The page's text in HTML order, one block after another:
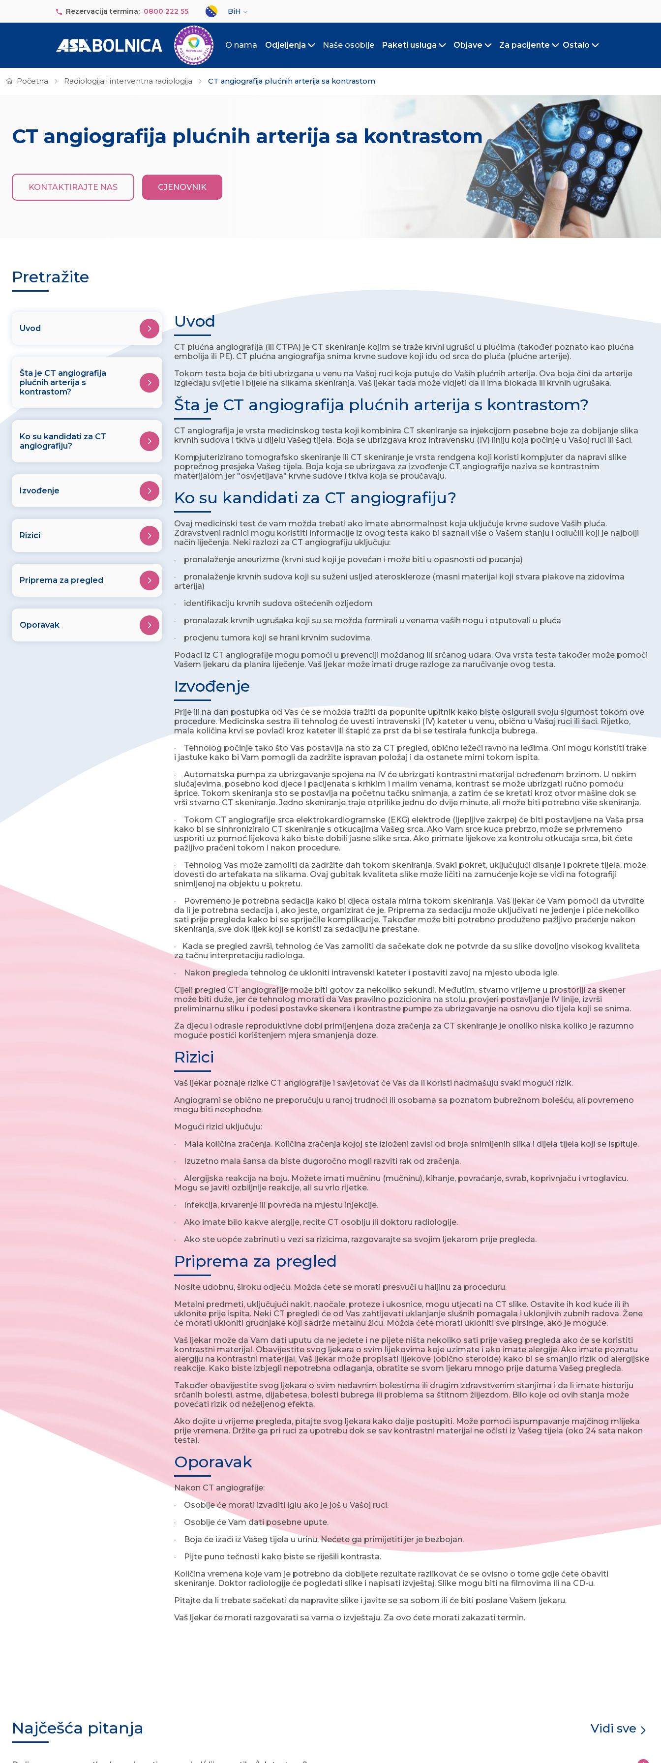
Rezervacija termina: 0800 222 55
Select your language
BiH
O nama Odjeljenja
Toggle submenu
Naše osoblje Paketi usluga
Toggle submenu
Objave
Toggle submenu
Za pacijente
Toggle submenu
Ostalo
Toggle
Početna Radiologija i interventna radiologija CT angiografija plućnih arterija sa kontrastom
CT angiografija plućnih arterija sa kontrastom
KONTAKTIRAJTE NAS CJENOVNIK
Pretražite
Uvod
Šta je CT angiografija
plućnih arterija s
kontrastom?
Ko su kandidati za CT
angiografiju?
Izvođenje
Rizici
Priprema za pregled
Oporavak
Uvod
CT plućna angiografija (ili CTPA) je CT skeniranje kojim se traže krvni ugrušci u plućima (također poznato kao plućna
embolija ili PE). CT plućna angiografija snima krvne sudove koji idu od srca do pluća (plućne arterije).
Tokom testa boja će biti ubrizgana u venu na Vašoj ruci koja putuje do Vaših plućnih arterija. Ova boja čini da arterije
izgledaju svijetle i bijele na slikama skeniranja. Vaš ljekar tada može vidjeti da li ima blokada ili krvnih ugrušaka.
Šta je CT angiografija plućnih arterija s kontrastom?
CT angiografija je vrsta medicinskog testa koji kombinira CT skeniranje sa injekcijom posebne boje za dobijanje slika
krvnih sudova i tkiva u dijelu Vašeg tijela. Boja se ubrizgava kroz intravensku (IV) liniju koja počinje u Vašoj ruci ili šaci.
Kompjuterizirano tomografsko skeniranje ili CT skeniranje je vrsta rendgena koji koristi kompjuter da napravi slike
poprečnog presjeka Vašeg tijela. Boja koja se ubrizgava za izvođenje CT angiografije naziva se kontrastnim
materijalom jer "osvjetljava" krvne sudove i tkiva koja se proučavaju.
Ko su kandidati za CT angiografiju?
Ovaj medicinski test će vam možda trebati ako imate abnormalnost koja uključuje krvne sudove Vaših pluća.
Zdravstveni radnici mogu koristiti informacije iz ovog testa kako bi saznali više o Vašem stanju i odlučili koji je najbolji
način liječenja. Neki razlozi za CT angiografiju uključuju:
· pronalaženje aneurizme (krvni sud koji je povećan i može biti u opasnosti od pucanja)
· pronalaženje krvnih sudova koji su suženi usljed ateroskleroze (masni materijal koji stvara plakove na zidovima
arterija)
· identifikaciju krvnih sudova oštećenih ozljedom
· pronalazak krvnih ugrušaka koji su se možda formirali u venama vaših nogu i otputovali u pluća
· procjenu tumora koji se hrani krvnim sudovima.
Podaci iz CT angiografije mogu pomoći u prevenciji moždanog ili srčanog udara. Ova vrsta testa također može pomoći
Vašem ljekaru da planira liječenje. Vaš ljekar može imati druge razloge za naručivanje ovog testa.
Izvođenje
Prije ili na dan postupka od Vas će se možda tražiti da popunite upitnik kako biste osigurali svoju sigurnost tokom ove
procedure. Medicinska sestra ili tehnolog će uvesti intravenski (IV) kateter u venu, obično u Vašoj ruci ili šaci. Rijetko,
mala količina krvi se povlači kroz kateter ili štapić za prst da bi se testirala funkcija bubrega.
· Tehnolog počinje tako što Vas postavlja na sto za CT pregled, obično ležeći ravno na leđima. Oni mogu koristiti trake
i jastuke kako bi Vam pomogli da zadržite ispravan položaj i da ostanete mirni tokom ispita.
· Automatska pumpa za ubrizgavanje spojena na IV će ubrizgati kontrastni materijal određenom brzinom. U nekim
slučajevima, posebno kod djece i pacijenata s krhkim i malim venama, kontrast se može ubrizgati ručno pomoću
šprice. Tokom skeniranja sto se postavlja na početnu tačku snimanja, a zatim će se kretati kroz otvor mašine dok se
vrši stvarno CT skeniranje. Jedno skeniranje traje otprilike jednu do dvije minute, ali može biti potrebno više skeniranja.
· Tokom CT angiografije srca elektrokardiogramske (EKG) elektrode (ljepljive zakrpe) će biti postavljene na Vaša prsa
kako bi se sinhroniziralo CT skeniranje s otkucajima Vašeg srca. Ako Vam srce kuca prebrzo, može se privremeno
usporiti uz pomoć lijekova kako biste dobili jasne slike srca. Ako primate lijekove za kontrolu otkucaja srca, bit ćete
pažljivo praćeni tokom i nakon procedure.
· Tehnolog Vas može zamoliti da zadržite dah tokom skeniranja. Svaki pokret, uključujući disanje i pokrete tijela, može
dovesti do artefakata na slikama. Ovaj gubitak kvaliteta slike može ličiti na zamućenje koje se vidi na fotografiji
snimljenoj na objektu u pokretu.
· Povremeno je potrebna sedacija kako bi djeca ostala mirna tokom skeniranja. Vaš ljekar će Vam pomoći da utvrdite
da li je potrebna sedacija i, ako jeste, organizirat će je. Priprema za sedaciju može uključivati ne jedenje i piće nekoliko
sati prije pregleda kako bi se spriječile komplikacije. Također može biti potrebno produženo pažljivo praćenje nakon
skeniranja, sve dok lijek koji se koristi za sedaciju ne prestane.
· Kada se pregled završi, tehnolog će Vas zamoliti da sačekate dok ne potvrde da su slike dovoljno visokog kvaliteta
za tačnu interpretaciju radiologa.
· Nakon pregleda tehnolog će ukloniti intravenski kateter i postaviti zavoj na mjesto uboda igle.
Cijeli pregled CT angiografije može biti gotov za nekoliko sekundi. Međutim, stvarno vrijeme u prostoriji za skener
može biti duže, jer će tehnolog morati da Vas pravilno pozicionira na stolu, provjeri postavljanje IV linije, izvrši
preliminarnu sliku i podesi postavke skenera i kontrastne pumpe za ubrizgavanje na osnovu dio tijela koji se snima.
Za djecu i odrasle reproduktivne dobi primijenjena doza zračenja za CT skeniranje je onoliko niska koliko je razumno
moguće postići korištenjem mjera smanjenja doze.
Rizici
Vaš ljekar poznaje rizike CT angiografije i savjetovat će Vas da li koristi nadmašuju svaki mogući rizik.
Angiogrami se obično ne preporučuju u ranoj trudnoći ili osobama sa poznatom bubrežnom bolešću, ali povremeno
mogu biti neophodne.
Mogući rizici uključuju:
· Mala količina zračenja. Količina zračenja kojoj ste izloženi zavisi od broja snimljenih slika i dijela tijela koji se ispituje.
· Izuzetno mala šansa da biste dugoročno mogli razviti rak od zračenja.
· Alergijska reakcija na boju. Možete imati mučninu (mučninu), kihanje, povraćanje, svrab, koprivnjaču i vrtoglavicu.
Mogu se javiti ozbiljnije reakcije, ali su vrlo rijetke.
· Infekcija, krvarenje ili povreda na mjestu injekcije.
· Ako imate bilo kakve alergije, recite CT osoblju ili doktoru radiologije.
· Ako ste uopće zabrinuti u vezi sa rizicima, razgovarajte sa svojim ljekarom prije pregleda.
Priprema za pregled
Nosite udobnu, široku odjeću. Možda ćete se morati presvuči u haljinu za proceduru.
Metalni predmeti, uključujući nakit, naočale, proteze i ukosnice, mogu utjecati na CT slike. Ostavite ih kod kuće ili ih
uklonite prije ispita. Neki CT pregledi će od Vas zahtijevati uklanjanje slušnih pomagala i uklonjivih zubnih radova. Žene
će morati ukloniti grudnjake koji sadrže metalnu žicu. Možda ćete morati ukloniti sve pirsinge, ako je moguće.
Vaš ljekar može da Vam dati uputu da ne jedete i ne pijete ništa nekoliko sati prije vašeg pregleda ako će se koristiti
kontrastni materijal. Obavijestite svog ljekara o svim lijekovima koje uzimate i ako imate alergije. Ako imate poznatu
alergiju na kontrastni materijal, Vaš ljekar može propisati lijekove (obično steroide) kako bi se smanjio rizik od alergijske
reakcije. Kako biste izbjegli nepotrebna odlaganja, obratite se svom ljekaru mnogo prije datuma Vašeg pregleda.
Također obavijestite svog ljekara o svim nedavnim bolestima ili drugim zdravstvenim stanjima i da li imate historiju
srčanih bolesti, astme, dijabetesa, bolesti bubrega ili problema sa štitnom žlijezdom. Bilo koje od ovih stanja može
povećati rizik od neželjenog efekta.
Ako dojite u vrijeme pregleda, pitajte svog ljekara kako dalje postupiti. Može pomoći ispumpavanje majčinog mlijeka
prije vremena. Držite ga pri ruci za upotrebu dok se sav kontrastni materijal ne očisti iz Vašeg tijela (oko 24 sata nakon
testa).
Oporavak
Nakon CT angiografije:
· Osoblje će morati izvaditi iglu ako je još u Vašoj ruci.
· Osoblje će Vam dati posebne upute.
· Boja će izaći iz Vašeg tijela u urinu. Nećete ga primijetiti jer je bezbojan.
· Pijte puno tečnosti kako biste se riješili kontrasta.
Količina vremena koje vam je potrebno da dobijete rezultate razlikovat će se ovisno o tome gdje ćete obaviti
skeniranje. Doktor radiologije će pogledati slike i napisati izvještaj. Slike mogu biti na filmovima ili na CD-u.
Pitajte da li trebate sačekati da napravite slike i javite se sa sobom ili će biti poslane Vašem ljekaru.
Vaš ljekar će morati razgovarati sa vama o izvještaju. Za ovo ćete morati zakazati termin.
Najčešća pitanja Vidi sve